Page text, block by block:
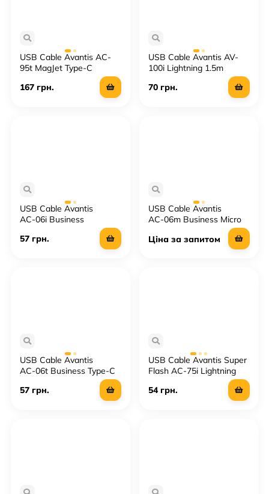
USB Cable Avantis AC-
95t MagJet Type-C
167 грн.
USB Cable Avantis AV-
100i Lightning 1.5m
70 грн.
USB Cable Avantis
AС-06i Business
57 грн.
USB Cable Avantis
AС-06m Business Micro
Ціна за запитом
USB Cable Avantis
AС-06t Business Type-C
57 грн.
USB Cable Avantis Super
Flash AC-75i Lightning
54 грн.